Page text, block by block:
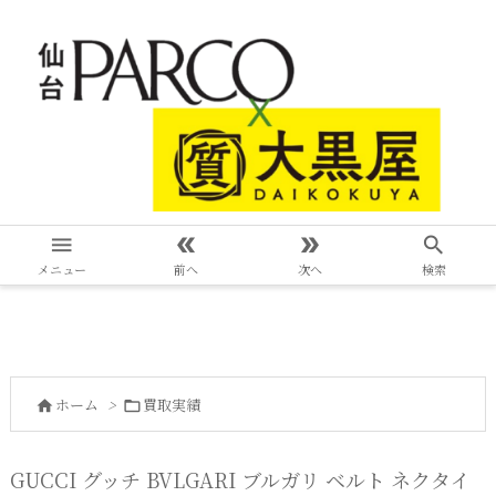

メニュー

前へ

次へ

検索
 ホーム > 買取実績
GUCCI グッチ BVLGARI ブルガリ ベルト ネクタイ